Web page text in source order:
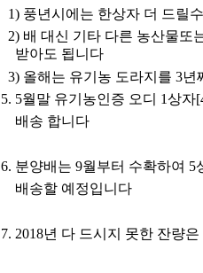
1) 풍년시에는 한상자 더 드릴
2) 배 대신 기타 다른 농산물또
받아도 됩니다
3) 올해는 유기농 도라지를 3년
5. 5월말 유기농인증 오디 1상자
배송 합니다
6. 분양배는 9월부터 수확하여 5
배송할 예정입니다
7. 2018년 다 드시지 못한 잔량